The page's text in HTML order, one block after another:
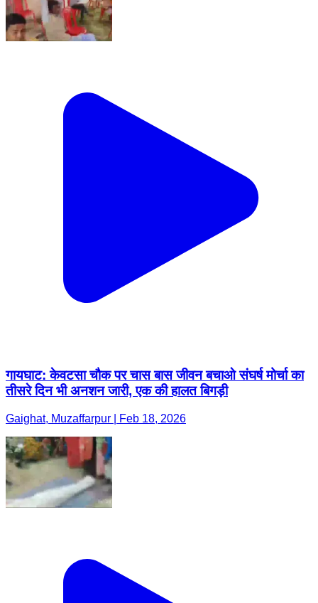
गायघाट: केवटसा चौक पर चास बास जीवन बचाओ संघर्ष मोर्चा का
तीसरे दिन भी अनशन जारी, एक की हालत बिगड़ी
Gaighat, Muzaffarpur | Feb 18, 2026